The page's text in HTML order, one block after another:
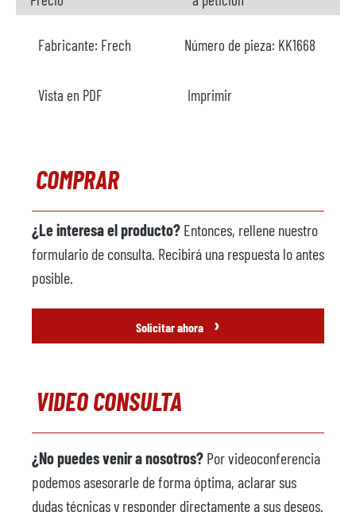
Fabricante: Frech Número de pieza: KK1668
Vista en PDF Imprimir
COMPRAR
¿Le interesa el producto? Entonces, rellene nuestro
formulario de consulta. Recibirá una respuesta lo antes
posible.
Solicitar ahora ›
VIDEO CONSULTA
¿No puedes venir a nosotros? Por videoconferencia
podemos asesorarle de forma óptima, aclarar sus
dudas técnicas y responder directamente a sus deseos.